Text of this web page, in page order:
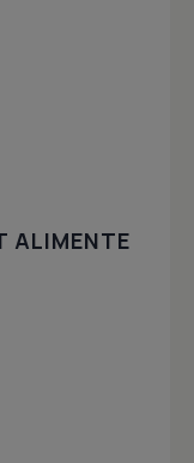
ALIMENTE